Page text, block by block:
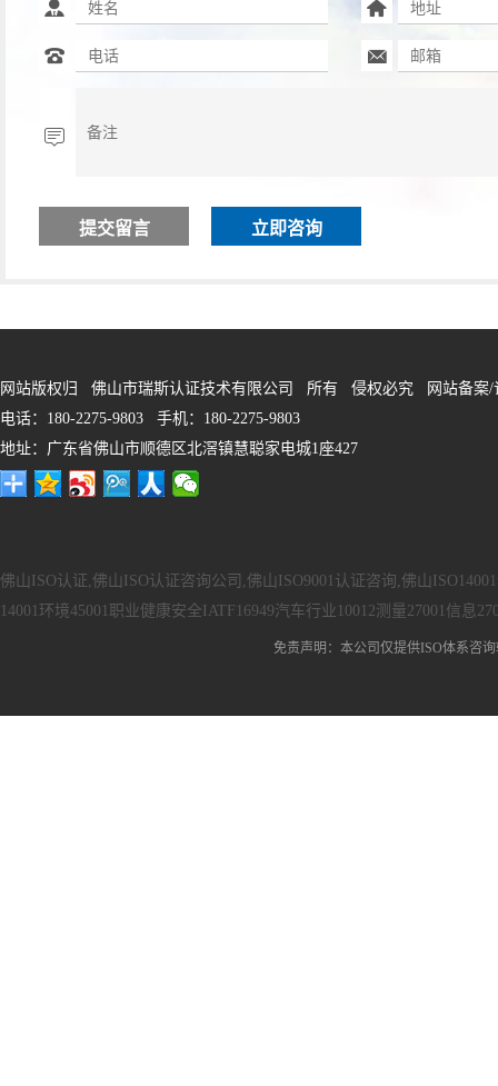
立即咨询
网站版权归 佛山市瑞斯认证技术有限公司 所有 侵权必究 网站备案/
电话：180-2275-9803 手机：180-2275-9803
地址：广东省佛山市顺德区北滘镇慧聪家电城1座427
佛山ISO认证,佛山ISO认证咨询公司,佛山ISO9001认证咨询,佛山
14001环境45001职业健康安全IATF16949汽车行业10012测量27001信息
免责声明：本公司仅提供ISO体系咨